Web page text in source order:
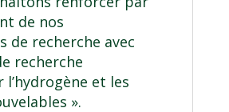
de nos
de recherche avec
recherche
et les
».